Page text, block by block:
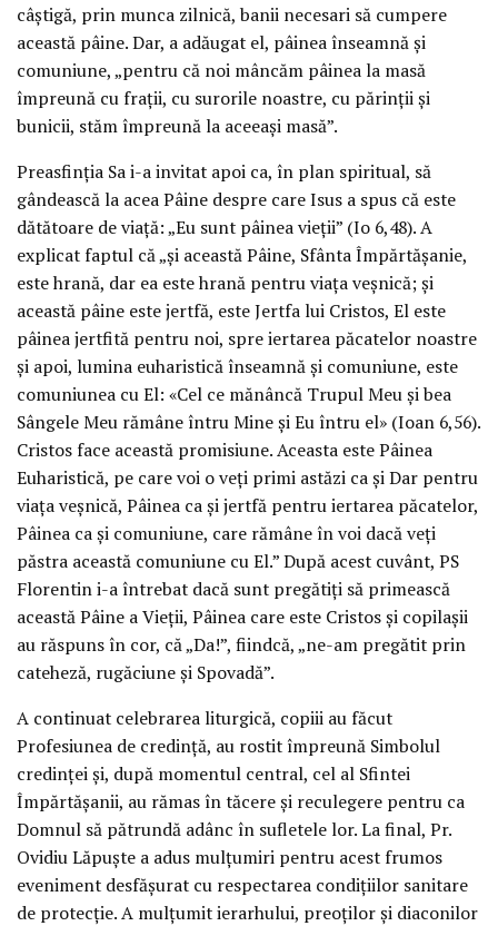
câștigă, prin munca zilnică, banii necesari să cumpere
această pâine. Dar, a adăugat el, pâinea înseamnă și
comuniune, „pentru că noi mâncăm pâinea la masă
împreună cu frații, cu surorile noastre, cu părinții și
bunicii, stăm împreună la aceeași masă”.
Preasfinția Sa i-a invitat apoi ca, în plan spiritual, să
gândească la acea Pâine despre care Isus a spus că este
dătătoare de viață: „Eu sunt pâinea vieții” (Io 6,48). A
explicat faptul că „și această Pâine, Sfânta Împărtășanie,
este hrană, dar ea este hrană pentru viața veșnică; și
această pâine este jertfă, este Jertfa lui Cristos, El este
pâinea jertfită pentru noi, spre iertarea păcatelor noastre
și apoi, lumina euharistică înseamnă și comuniune, este
comuniunea cu El: «Cel ce mănâncă Trupul Meu și bea
Sângele Meu rămâne întru Mine și Eu întru el» (Ioan 6,56).
Cristos face această promisiune. Aceasta este Pâinea
Euharistică, pe care voi o veți primi astăzi ca și Dar pentru
viața veșnică, Pâinea ca și jertfă pentru iertarea păcatelor,
Pâinea ca și comuniune, care rămâne în voi dacă veți
păstra această comuniune cu El.” După acest cuvânt, PS
Florentin i-a întrebat dacă sunt pregătiți să primească
această Pâine a Vieții, Pâinea care este Cristos și copilașii
au răspuns în cor, că „Da!”, fiindcă, „ne-am pregătit prin
cateheză, rugăciune și Spovadă”.
A continuat celebrarea liturgică, copiii au făcut
Profesiunea de credință, au rostit împreună Simbolul
credinței și, după momentul central, cel al Sfintei
Împărtășanii, au rămas în tăcere și reculegere pentru ca
Domnul să pătrundă adânc în sufletele lor. La final, Pr.
Ovidiu Lăpuște a adus mulțumiri pentru acest frumos
eveniment desfășurat cu respectarea condițiilor sanitare
de protecție. A mulțumit ierarhului, preoților și diaconilor